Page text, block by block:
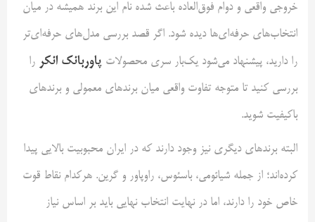
خروجی واقعی و دوام فوق‌العاده باعث شده نام این برند همیشه در میان
انتخاب‌های حرفه‌ای‌ها دیده شود. اگر قصد بررسی مدل‌های حرفه‌ای‌تر
را دارید، پیشنهاد می‌شود یک‌بار سری محصولات پاوربانک انکر را
بررسی کنید تا متوجه تفاوت واقعی میان برندهای معمولی و برندهای
باکیفیت شوید.
البته برندهای دیگری نیز وجود دارند که در ایران محبوبیت بالایی پیدا
کرده‌اند؛ از جمله شیائومی، باسئوس، راوپاور و گرین. هرکدام نقاط قوت
خاص خود را دارند، اما در نهایت انتخاب نهایی باید بر اساس نیاز